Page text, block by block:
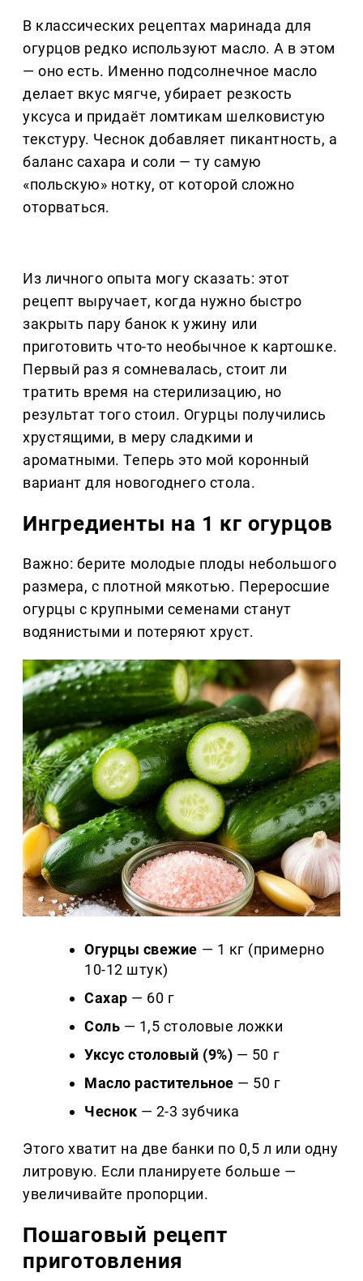
В классических рецептах маринада для
огурцов редко используют масло. А в этом
— оно есть. Именно подсолнечное масло
делает вкус мягче, убирает резкость
уксуса и придаёт ломтикам шелковистую
текстуру. Чеснок добавляет пикантность, а
баланс сахара и соли — ту самую
«польскую» нотку, от которой сложно
оторваться.
Из личного опыта могу сказать: этот
рецепт выручает, когда нужно быстро
закрыть пару банок к ужину или
приготовить что-то необычное к картошке.
Первый раз я сомневалась, стоит ли
тратить время на стерилизацию, но
результат того стоил. Огурцы получились
хрустящими, в меру сладкими и
ароматными. Теперь это мой коронный
вариант для новогоднего стола.
Ингредиенты на 1 кг огурцов
Важно: берите молодые плоды небольшого
размера, с плотной мякотью. Переросшие
огурцы с крупными семенами станут
водянистыми и потеряют хруст.
Огурцы свежие — 1 кг (примерно
10-12 штук)
Сахар — 60 г
Соль — 1,5 столовые ложки
Уксус столовый (9%) — 50 г
Масло растительное — 50 г
Чеснок — 2-3 зубчика
Этого хватит на две банки по 0,5 л или одну
литровую. Если планируете больше —
увеличивайте пропорции.
Пошаговый рецепт
приготовления